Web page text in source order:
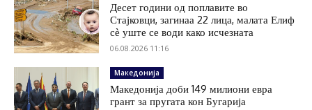
Десет години од поплавите во
Стајковци, загинаа 22 лица, малата Елиф
сѐ уште се води како исчезната
06.08.2026 11:16
Македонија
Македонија доби 149 милиони евра
грант за пругата кон Бугарија